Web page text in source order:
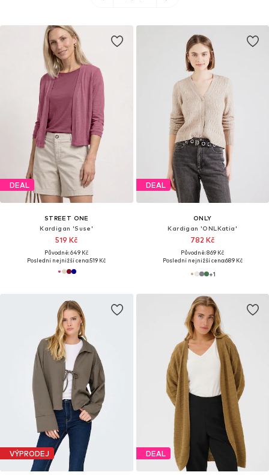
DEAL
STREET ONE
Kardigan 'Suse'
519 Kč
Původně: 649 Kč
Poslední nejnižší cena:519 Kč
DEAL
ONLY
Kardigan 'ONLKatia'
782 Kč
Původně: 869 Kč
Poslední nejnižší cena:689 Kč
+1
VÝPRODEJ DEAL